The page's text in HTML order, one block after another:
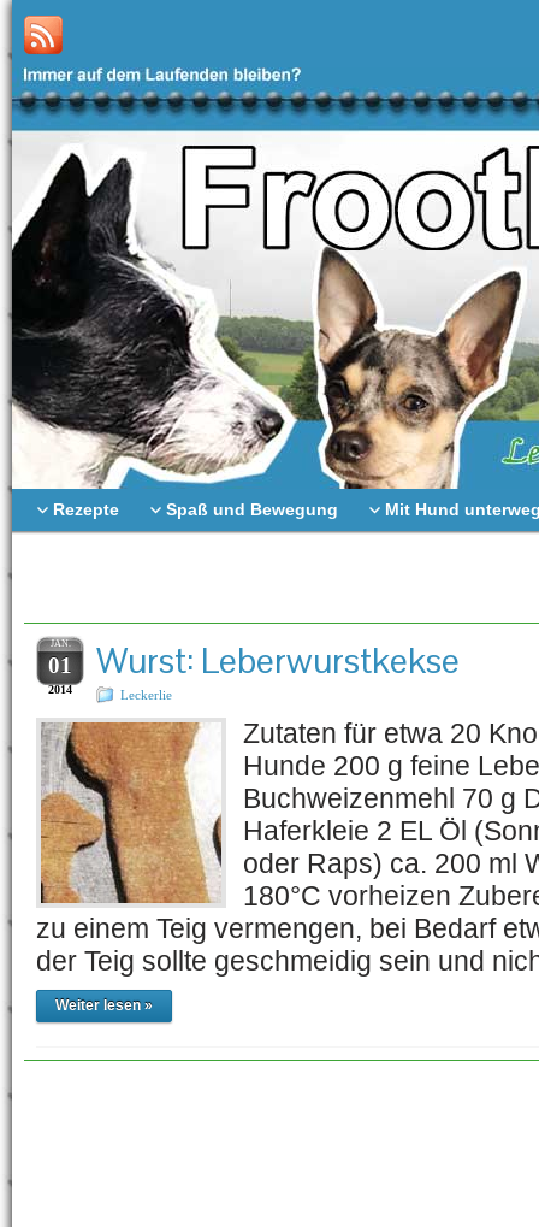
Rezepte Spaß und Bewegung Mit Hund
JAN.
01
2014
Wurst: Leberwurstkekse
Leckerlie
Zutaten für etwa 20
Hunde 200 g feine
Buchweizenmehl 70 g
Haferkleie 2 EL Öl
oder Raps) ca. 200 ml
180°C vorheizen
zu einem Teig vermengen, bei Bedarf
der Teig sollte geschmeidig sein und
Weiter lesen »